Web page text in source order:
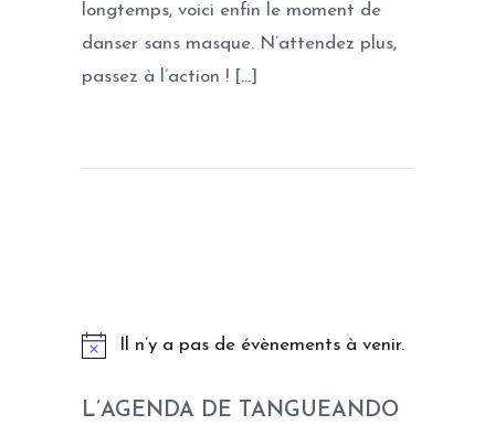
longtemps, voici enfin le moment de
danser sans masque. N’attendez plus,
passez à l’action ! […]
Il n’y a pas de évènements à venir.
L’AGENDA DE TANGUEANDO